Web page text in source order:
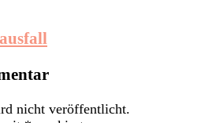
nicht veröffentlicht.